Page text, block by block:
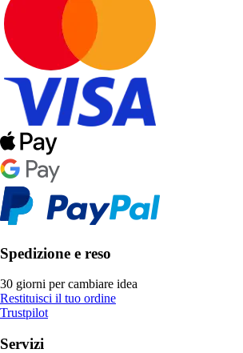
Spedizione e reso
30 giorni per cambiare idea
Restituisci il tuo ordine
Trustpilot
Servizi